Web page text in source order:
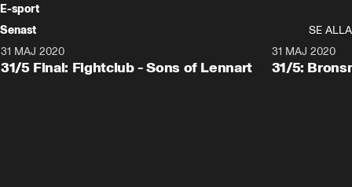
E-sport
Senast
SE ALLA
31 MAJ 2020
31/5 Final: Fightclub - Sons of Lennart
31 MAJ 2020
31/5: